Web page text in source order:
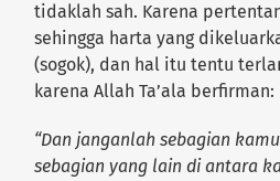
tidaklah sah. Karena
sehingga harta yang
(sogok), dan hal itu tentu
karena Allah Ta’ala berfirman:
“Dan janganlah sebagian
sebagian yang lain di antara